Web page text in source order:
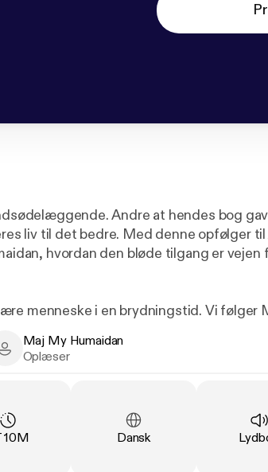
Andre at hendes bog
liv til det bedre. Med denne opfølger
hvordan den bløde tilgang er vejen
menneske i en brydningstid. Vi følger
forandrer verden sig nærmest katapultisk
vi ikke har passet godt på vores klode, og
der – også ansporet af Ærø Manifestet,
Maj My Humaidan - Narrator
Maj My Humaidan
Oplæser
10M Sprog:
Dansk Type: